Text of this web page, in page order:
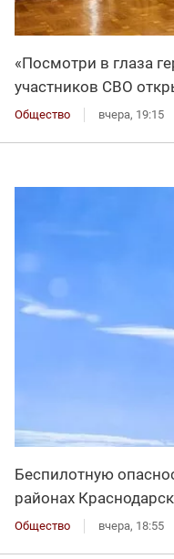
«Посмотри в глаза
участников СВО
Общество вчера, 19:15
Беспилотную
районах
Общество вчера, 18:55